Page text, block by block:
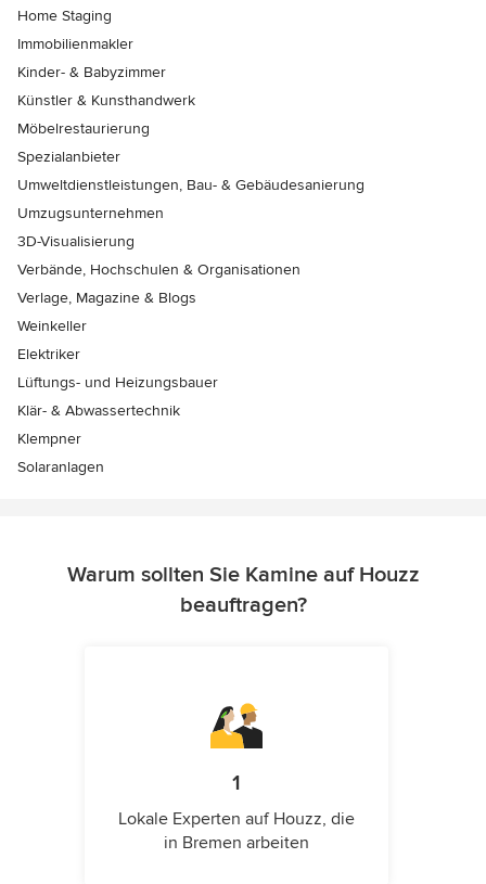
Home Staging
Immobilienmakler
Kinder- & Babyzimmer
Künstler & Kunsthandwerk
Möbelrestaurierung
Spezialanbieter
Umweltdienstleistungen, Bau- & Gebäudesanierung
Umzugsunternehmen
3D-Visualisierung
Verbände, Hochschulen & Organisationen
Verlage, Magazine & Blogs
Weinkeller
Elektriker
Lüftungs- und Heizungsbauer
Klär- & Abwassertechnik
Klempner
Solaranlagen
Warum sollten Sie Kamine auf Houzz
beauftragen?
1
Lokale Experten auf Houzz, die
in Bremen arbeiten